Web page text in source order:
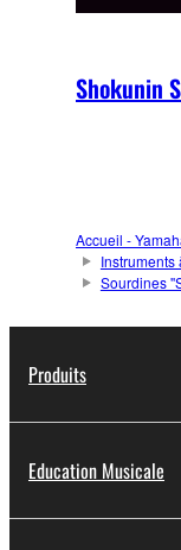
Shokunin
Accueil -
Instruments
Sourdines
Produits
Education Musicale